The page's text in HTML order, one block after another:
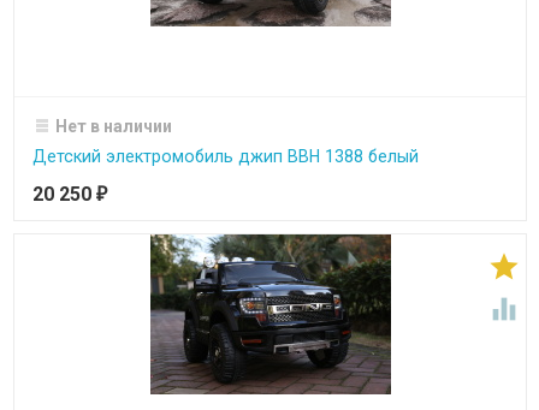
Нет в наличии
Детский электромобиль джип BBH 1388 белый
20 250 ₽

